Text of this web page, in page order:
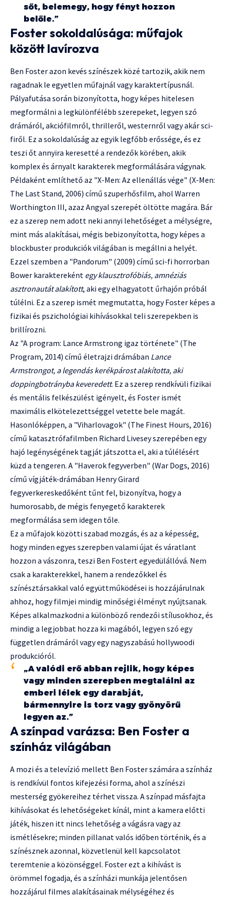
sőt, belemegy, hogy fényt hozzon
belőle.”
Foster sokoldalúsága: műfajok
között lavírozva
Ben Foster azon kevés színészek közé tartozik, akik nem
ragadnak le egyetlen műfajnál vagy karaktertípusnál.
Pályafutása során bizonyította, hogy képes hitelesen
megformálni a legkülönfélébb szerepeket, legyen szó
drámáról, akciófilmről, thrilleről, westernről vagy akár sci-
firől. Ez a sokoldalúság az egyik legfőbb erőssége, és ez
teszi őt annyira keresetté a rendezők körében, akik
komplex és árnyalt karakterek megformálására vágynak.
Példaként említhető az "X-Men: Az ellenállás vége" (X-Men:
The Last Stand, 2006) című szuperhősfilm, ahol Warren
Worthington III, azaz Angyal szerepét öltötte magára. Bár
ez a szerep nem adott neki annyi lehetőséget a mélységre,
mint más alakításai, mégis bebizonyította, hogy képes a
blockbuster produkciók világában is megállni a helyét.
Ezzel szemben a "Pandorum" (2009) című sci-fi horrorban
Bower karaktereként egy klausztrofóbiás, amnéziás
asztronautát alakított, aki egy elhagyatott űrhajón próbál
túlélni. Ez a szerep ismét megmutatta, hogy Foster képes a
fizikai és pszichológiai kihívásokkal teli szerepekben is
brillírozni.
Az "A program: Lance Armstrong igaz története" (The
Program, 2014) című életrajzi drámában Lance
Armstrongot, a legendás kerékpárost alakította, aki
doppingbotrányba keveredett. Ez a szerep rendkívüli fizikai
és mentális felkészülést igényelt, és Foster ismét
maximális elkötelezettséggel vetette bele magát.
Hasonlóképpen, a "Viharlovagok" (The Finest Hours, 2016)
című katasztrófafilmben Richard Livesey szerepében egy
hajó legénységének tagját játszotta el, aki a túlélésért
küzd a tengeren. A "Haverok fegyverben" (War Dogs, 2016)
című vígjáték-drámában Henry Girard
fegyverkereskedőként tűnt fel, bizonyítva, hogy a
humorosabb, de mégis fenyegető karakterek
megformálása sem idegen tőle.
Ez a műfajok közötti szabad mozgás, és az a képesség,
hogy minden egyes szerepben valami újat és váratlant
hozzon a vászonra, teszi Ben Fostert egyedülállóvá. Nem
csak a karakterekkel, hanem a rendezőkkel és
színésztársakkal való együttműködései is hozzájárulnak
ahhoz, hogy filmjei mindig minőségi élményt nyújtsanak.
Képes alkalmazkodni a különböző rendezői stílusokhoz, és
mindig a legjobbat hozza ki magából, legyen szó egy
független drámáról vagy egy nagyszabású hollywoodi
produkcióról.
„A valódi erő abban rejlik, hogy képes
vagy minden szerepben megtalálni az
emberi lélek egy darabját,
bármennyire is torz vagy gyönyörű
legyen az.”
A színpad varázsa: Ben Foster a
színház világában
A mozi és a televízió mellett Ben Foster számára a színház
is rendkívül fontos kifejezési forma, ahol a színészi
mesterség gyökereihez térhet vissza. A színpad másfajta
kihívásokat és lehetőségeket kínál, mint a kamera előtti
játék, hiszen itt nincs lehetőség a vágásra vagy az
ismétlésekre; minden pillanat valós időben történik, és a
színésznek azonnal, közvetlenül kell kapcsolatot
teremtenie a közönséggel. Foster ezt a kihívást is
örömmel fogadja, és a színházi munkája jelentősen
hozzájárul filmes alakításainak mélységéhez és